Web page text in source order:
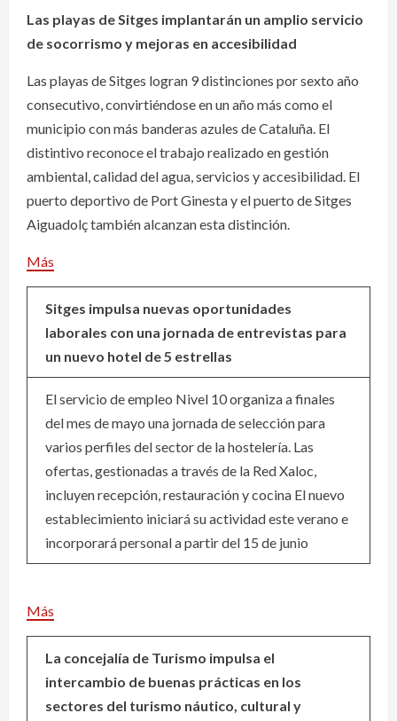
Las playas de Sitges implantarán un amplio servicio
de socorrismo y mejoras en accesibilidad
Las playas de Sitges logran 9 distinciones por sexto año
consecutivo, convirtiéndose en un año más como el
municipio con más banderas azules de Cataluña. El
distintivo reconoce el trabajo realizado en gestión
ambiental, calidad del agua, servicios y accesibilidad. El
puerto deportivo de Port Ginesta y el puerto de Sitges
Aiguadolç también alcanzan esta distinción.
Más
Sitges impulsa nuevas oportunidades
laborales con una jornada de entrevistas para
un nuevo hotel de 5 estrellas
El servicio de empleo Nivel 10 organiza a finales
del mes de mayo una jornada de selección para
varios perfiles del sector de la hostelería. Las
ofertas, gestionadas a través de la Red Xaloc,
incluyen recepción, restauración y cocina El nuevo
establecimiento iniciará su actividad este verano e
incorporará personal a partir del 15 de junio
Más
La concejalía de Turismo impulsa el
intercambio de buenas prácticas en los
sectores del turismo náutico, cultural y